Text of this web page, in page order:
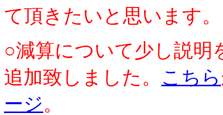
て頂きたいと思います。
○減算について少し説明
追加致しました。 こちら
ージ。